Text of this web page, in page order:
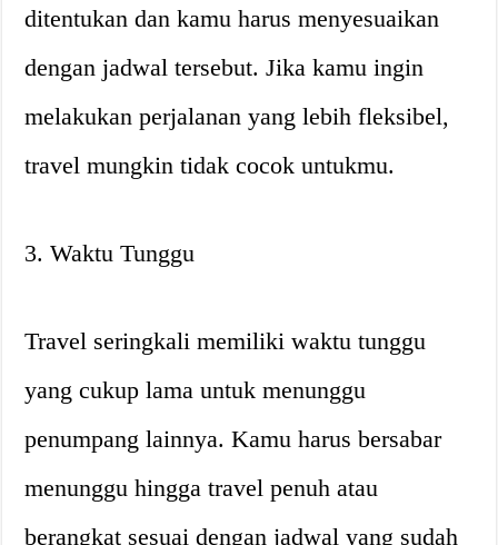
ditentukan dan kamu harus menyesuaikan
dengan jadwal tersebut. Jika kamu ingin
melakukan perjalanan yang lebih fleksibel,
travel mungkin tidak cocok untukmu.
3. Waktu Tunggu
Travel seringkali memiliki waktu tunggu
yang cukup lama untuk menunggu
penumpang lainnya. Kamu harus bersabar
menunggu hingga travel penuh atau
berangkat sesuai dengan jadwal yang sudah